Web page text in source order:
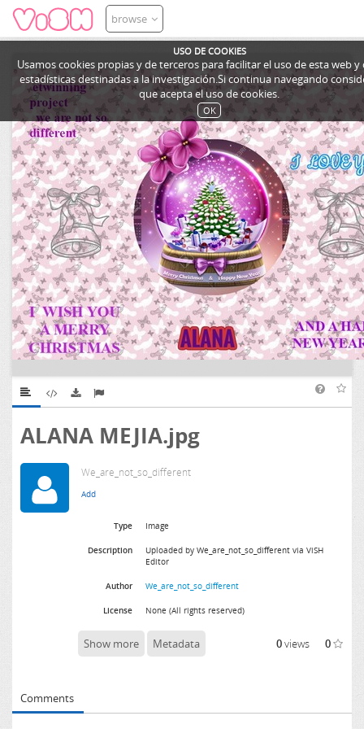
USO DE COOKIES
Usamos cookies propias y de terceros para facilitar el uso de esta web
estadísticas destinadas a la investigación.Si continua navegando
que acepta el uso de cookies.
OK
browse
ALANA MEJIA.jpg
We_are_not_so_different
Type Image
Description
Uploaded by We_are_not_so_different via ViSH
Editor
Author We_are_not_so_different
License None (All rights reserved)
Show more Metadata 0views 0
Comments